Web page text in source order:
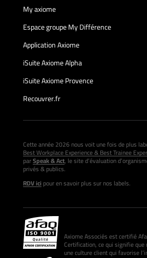
My axiome
Espace groupe My Différence
Application Axiome
iSuite Axiome Alpha
iSuite Axiome Provence
Recouvrer.fr
Cette année 2026 nous voit une fois de plus
Best Workplace Experience & Best Trainee
parSpeak & Act, le site d’évaluation
privés & publics.
RDV icipour en savoir plus sur nos labels.
Axiome Associés est certifié
Certification, ce qui signifie
une culture client qui favorise